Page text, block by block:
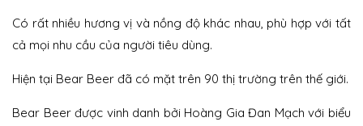
Có rất nhiều hương vị và nồng độ khác nhau, phù hợp với tất
cả mọi nhu cầu của người tiêu dùng.
Hiện tại Bear Beer đã có mặt trên 90 thị trường trên thế giới.
Bear Beer được vinh danh bởi Hoàng Gia Đan Mạch với biểu